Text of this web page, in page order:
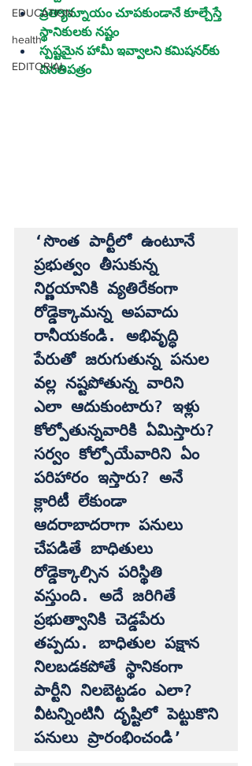
EDUCATION
health
EDITORIAL
ప్రత్యామ్నాయం చూపకుండానే కూల్చేస్తే
స్థానికులకు నష్టం
స్పష్టమైన హామీ ఇవ్వాలని కమిషనర్‌కు
వినతిపత్రం
‘సొంత పార్టీలో ఉంటూనే
ప్రభుత్వం తీసుకున్న
నిర్ణయానికి వ్యతిరేకంగా
రోడ్డెక్కామన్న అపవాదు
రానీయకండి. అభివృద్ధి
పేరుతో జరుగుతున్న పనుల
వల్ల నష్టపోతున్న వారిని
ఎలా ఆదుకుంటారు? ఇళ్లు
కోల్పోతున్నవారికి ఏమిస్తారు?
సర్వం కోల్పోయేవారిని ఏం
పరిహారం ఇస్తారు? అనే
క్లారిటీ లేకుండా
ఆదరాబాదరాగా పనులు
చేపడితే బాధితులు
రోడ్డెక్కాల్సిన పరిస్థితి
వస్తుంది. అదే జరిగితే
ప్రభుత్వానికి చెడ్డపేరు
తప్పదు. బాధితుల పక్షాన
నిలబడకపోతే స్థానికంగా
పార్టీని నిలబెట్టడం ఎలా?
వీటన్నింటినీ దృష్టిలో పెట్టుకొని
పనులు ప్రారంభించండి’